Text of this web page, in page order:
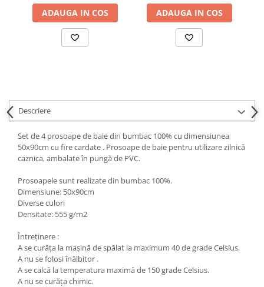
ADAUGA IN COS ADAUGA IN COS
Descriere
Set de 4 prosoape de baie din bumbac 100% cu dimensiunea
50x90cm cu fire cardate . Prosoape de baie pentru utilizare zilnică
caznica, ambalate în pungă de PVC.
Prosoapele sunt realizate din bumbac 100%.
Dimensiune: 50x90cm
Diverse culori
Densitate: 555 g/m2
Întreținere :
A se curăța la mașină de spălat la maximum 40 de grade Celsius.
A nu se folosi înălbitor .
A se calcă la temperatura maximă de 150 grade Celsius.
A nu se curăța chimic.